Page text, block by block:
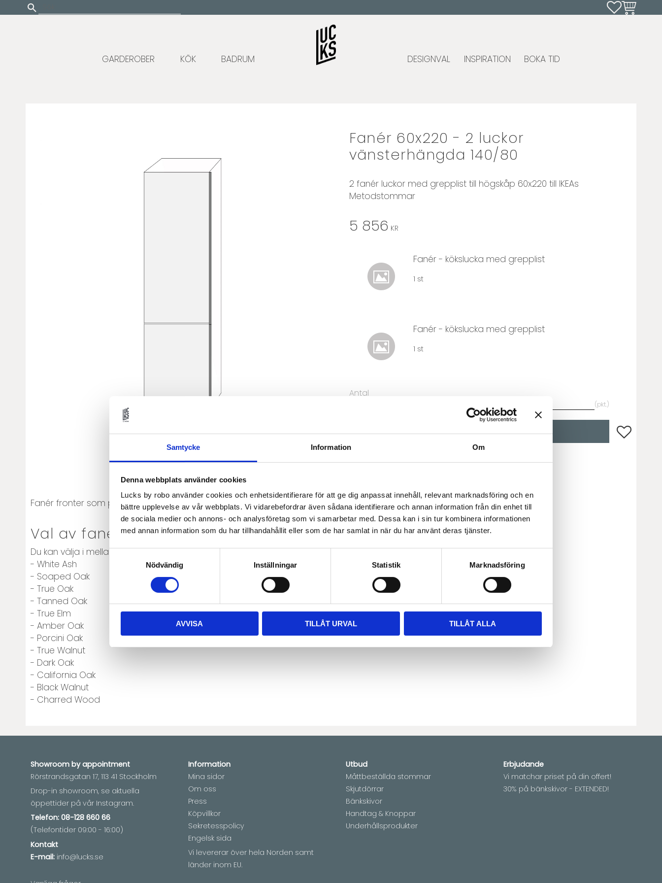
Samtycke Information Om
Denna webbplats använder cookies
Lucks by robo använder cookies och enhetsidentifierare för att ge dig anpassat innehåll, relevant marknadsföring och en
bättre upplevelse av vår webbplats. Vi vidarebefordrar även sådana identifierare och annan information från din enhet till
de sociala medier och annons- och analysföretag som vi samarbetar med. Dessa kan i sin tur kombinera informationen
med annan information som du har tillhandahållit eller som de har samlat in när du har använt deras tjänster.
Nödvändig
Inställningar Statistik Marknadsföring
AVVISA TILLÅT URVAL TILLÅT ALLA
Update cookies preferences Favoriter
Kundvagn
GARDEROBER KÖK BADRUM DESIGNVAL INSPIRATION BOKA TID
Fanér 60x220 - 2 luckor
vänsterhängda 140/80
2 fanér luckor med grepplist till högskåp 60x220 till IKEAs
Metodstommar
5 856 KR
Fanér - kökslucka med grepplist
1 st
Fanér - kökslucka med grepplist
1 st
Antal
pkt.
KÖP Lägg till i
Lagerstatus Beställningsvara.Leveranstid
Fanér fronter som passar till IKEAs Metod-stommar.
Val av faner
Du kan välja i mellan:
- White Ash
- Soaped Oak
- True Oak
- Tanned Oak
- True Elm
- Amber Oak
- Porcini Oak
- True Walnut
- Dark Oak
- California Oak
- Black Walnut
- Charred Wood
Showroom byappointment
Rörstrandsgatan 17, 113 41 Stockholm
Drop-in showroom, se aktuella
öppettider på vår Instagram.
Telefon: 08-128 660 66
(Telefontider 09:00 - 16:00)
Kontakt
E-mail: info@lucks.se
Information
Mina sidor
Om oss
Press
Köpvillkor
Sekretesspolicy
Engelsk sida
Vi levererar över hela Norden samt
länder inom EU.
Utbud
Måttbeställda stommar
Skjutdörrar
Bänkskivor
Handtag & Knoppar
Underhållsprodukter
Erbjudande
Vi matchar priset på din offert!
30% på bänkskivor - EXTENDED!